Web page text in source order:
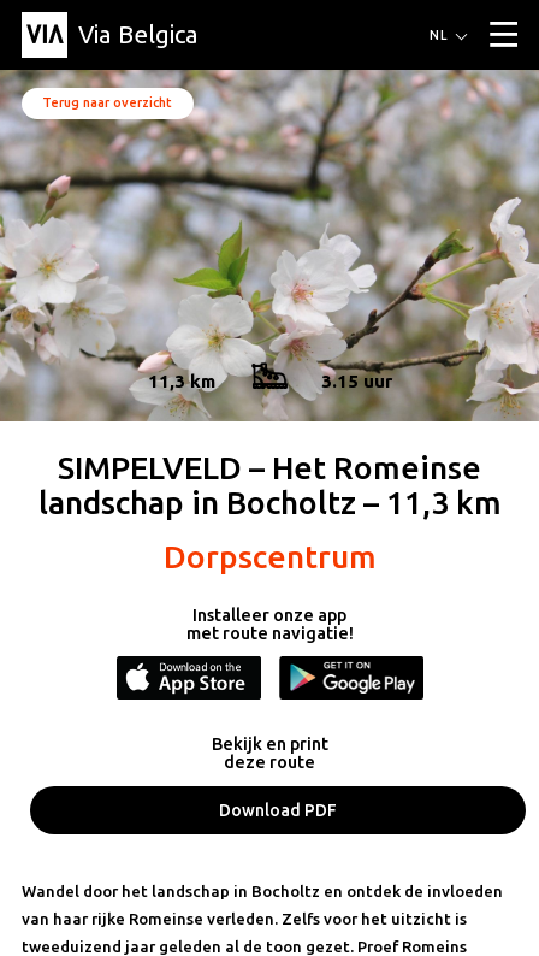
Via Belgica ▼
Luisterroutes
Wandelroutes
Fietsroutes
Events
Blog
Artikel
Educatie
Recept
Vrienden
Over Via Belgica ▼
Over Via Belgica
Onderzoek
Educatie
Vrienden
De gids
Organisatie ▼
Contact
Pers
Gemeentes
NL
Terug naar overzicht
11,3 km 3.15 uur
SIMPELVELD – Het Romeinse
landschap in Bocholtz – 11,3 km
Dorpscentrum
Installeer onze app
met route navigatie!
Bekijk en print
deze route
Download PDF
Wandel door het landschap in Bocholtz en ontdek de invloeden
van haar rijke Romeinse verleden. Zelfs voor het uitzicht is
tweeduizend jaar geleden al de toon gezet. Proef Romeins